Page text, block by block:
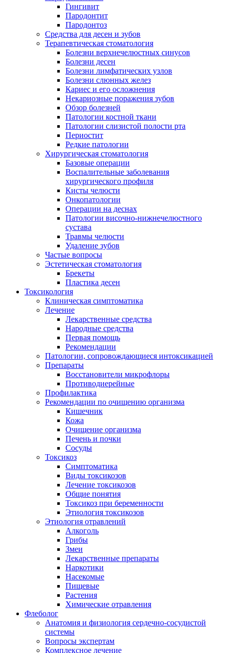
Гингивит
Пародонтит
Пародонтоз
Средства для десен и зубов
Терапевтическая стоматология
Болезни верхнечелюстных синусов
Болезни десен
Болезни лимфатических узлов
Болезни слюнных желез
Кариес и его осложнения
Некариозные поражения зубов
Обзор болезней
Патологии костной ткани
Патологии слизистой полости рта
Периостит
Редкие патологии
Хирургическая стоматология
Базовые операции
Воспалительные заболевания
хирургического профиля
Кисты челюсти
Онкопатологии
Операции на деснах
Патологии височно-нижнечелюстного
сустава
Травмы челюсти
Удаление зубов
Частые вопросы
Эстетическая стоматология
Брекеты
Пластика десен
Токсикология
Клиническая симптоматика
Лечение
Лекарственные средства
Народные средства
Первая помощь
Рекомендации
Патологии, сопровождающиеся интоксикацией
Препараты
Восстановители микрофлоры
Противодиерейные
Профилактика
Рекомендации по очищению организма
Кишечник
Кожа
Очищение организма
Печень и почки
Сосуды
Токсикоз
Cимптоматика
Виды токсикозов
Лечение токсикозов
Общие понятия
Токсикоз при беременности
Этиология токсикозов
Этиология отравлений
Алкоголь
Грибы
Змеи
Лекарственные препараты
Наркотики
Насекомые
Пищевые
Растения
Химические отравления
Флеболог
Анатомия и физиология сердечно-сосудистой
системы
Вопросы экспертам
Комплексное лечение